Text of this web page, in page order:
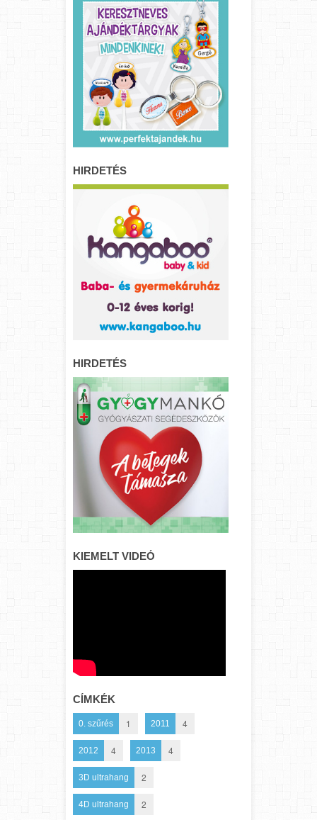
HIRDETÉS
HIRDETÉS
KIEMELT VIDEÓ
CÍMKÉK
0. szűrés 1 2011 4
2012 4 2013 4
3D ultrahang 2
4D ultrahang 2